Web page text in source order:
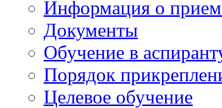
Информация о
Документы
Обучение в
Порядок
Целевое обучение